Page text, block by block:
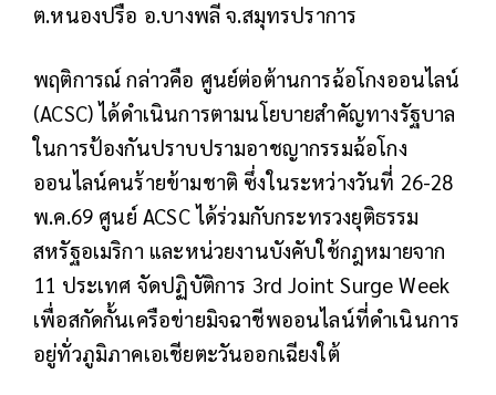
ต.หนองปรือ อ.บางพลี จ.สมุทรปราการ
พฤติการณ์ กล่าวคือ ศูนย์ต่อต้านการฉ้อโกงออนไลน์
(ACSC) ได้ดำเนินการตามนโยบายสำคัญทางรัฐบาล
ในการป้องกันปราบปรามอาชญากรรมฉ้อโกง
ออนไลน์คนร้ายข้ามชาติ ซึ่งในระหว่างวันที่ 26-28
พ.ค.69 ศูนย์ ACSC ได้ร่วมกับกระทรวงยุติธรรม
สหรัฐอเมริกา และหน่วยงานบังคับใช้กฎหมายจาก
11 ประเทศ จัดปฏิบัติการ 3rd Joint Surge Week
เพื่อสกัดกั้นเครือข่ายมิจฉาชีพออนไลน์ที่ดำเนินการ
อยู่ทั่วภูมิภาคเอเชียตะวันออกเฉียงใต้